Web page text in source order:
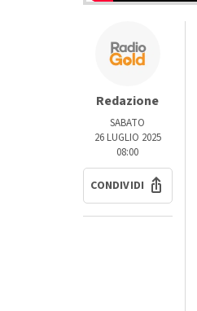
Redazione
SABATO
26 LUGLIO 2025
08:00
CONDIVIDI